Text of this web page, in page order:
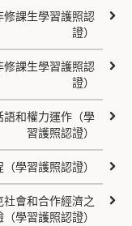
修課生學習護照認
證）
修課生學習護照認
證）
和權力運作（學
習護照認證）
學習護照認證）
會和合作經濟之
（學習護照認證）